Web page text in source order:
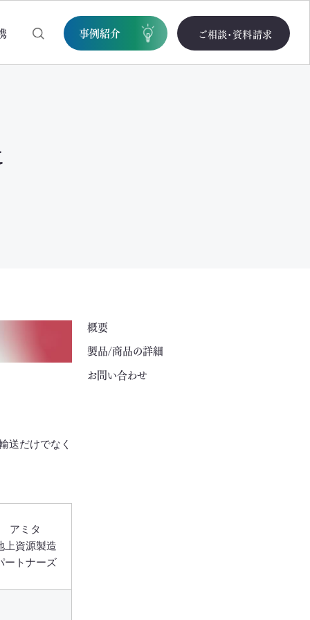
事例紹介 ご相談・資料請求
概要
製品/商品の詳細
お問い合わせ
送だけでなく
アミタ
上資源製造
ートナーズ